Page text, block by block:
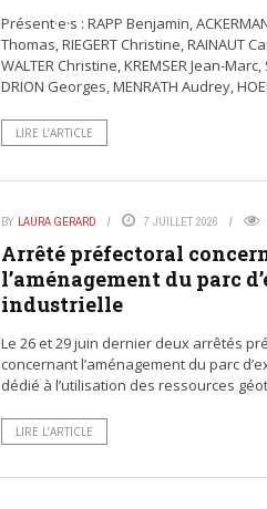
Présent·e·s : RAPP Benjamin,
Thomas, RIEGERT Christine, RAINAUT
WALTER Christine, KREMSER Jean-
DRION Georges, MENRATH Audrey,
LIRE L’ARTICLE
BY LAURA GERARD 7 JUILLET 2026
Arrêté préfectoral
l’aménagement du parc
industrielle
Le 26 et 29 juin dernier deux arrêtés
concernant l’aménagement du parc
dédié à l’utilisation des ressources
LIRE L’ARTICLE